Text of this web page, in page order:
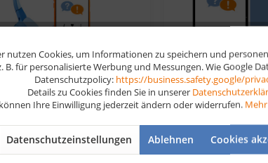
MP3-Hörbücher
Lernen für unterwegs –
Digitales
Lernen per App,
nutzen Cookies, um Informationen zu speichern und
B. für personalisierte Werbung und Messungen. Wie Google
Datenschutzpolicy: https://business.safety.google/
Details zu Cookies finden Sie in unserer
Ihre Einwilligung jederzeit ändern oder widerrufen.
Datenschutzeinstellungen Ablehnen Cookies